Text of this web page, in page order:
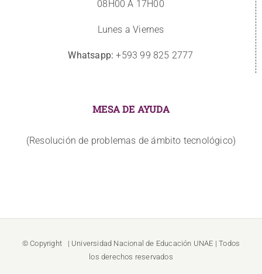
08H00 A 17H00
Lunes a Viernes
Whatsapp: +593 99 825 2777
MESA DE AYUDA
(Resolución de problemas de ámbito tecnológico)
© Copyright | Universidad Nacional de Educación UNAE | Todos
los derechos reservados